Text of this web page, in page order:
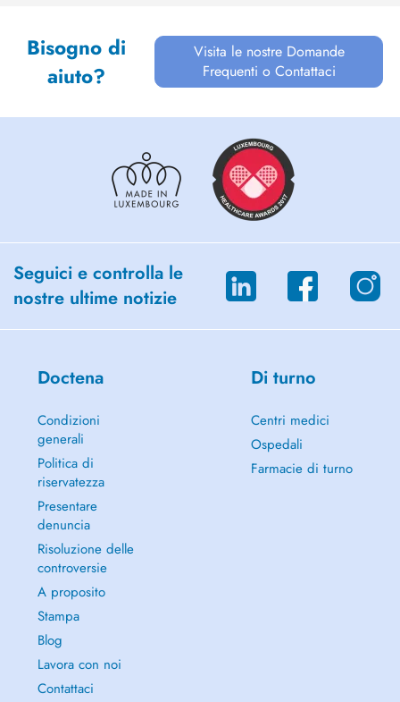
Bisogno di
aiuto?
Visita le nostre Domande
Frequenti o Contattaci
Seguici e controlla le
nostre ultime notizie
Doctena
Condizioni
generali
Politica di
riservatezza
Presentare
denuncia
Risoluzione delle
controversie
A proposito
Stampa
Blog
Lavora con noi
Contattaci
Di turno
Centri medici
Ospedali
Farmacie di turno